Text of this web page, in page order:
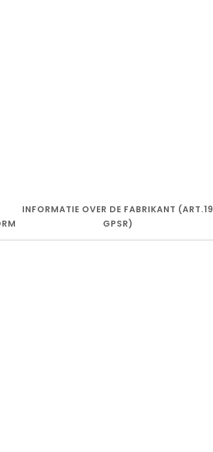
INFORMATIE OVER DE FABRIKANT (ART.19
GPSR)